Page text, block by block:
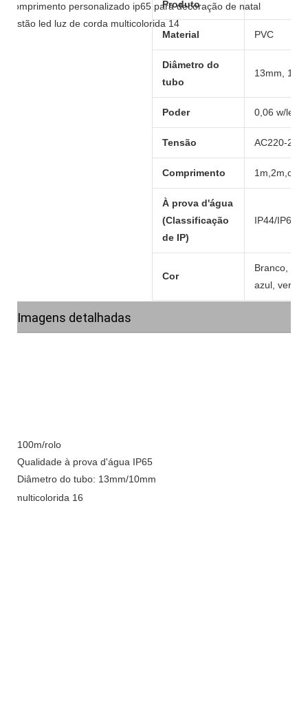
Produto
Material PVC
Diâmetro do
tubo
13mm,
Poder 0,06 w/led
Tensão AC220-
Comprimento
À prova d'água
(Classificação
de IP)
IP44/IP65
Cor
Branco,
azul,
Imagens detalhadas
100m/rolo
Qualidade à prova d'água IP65
Diâmetro do tubo: 13mm/10mm